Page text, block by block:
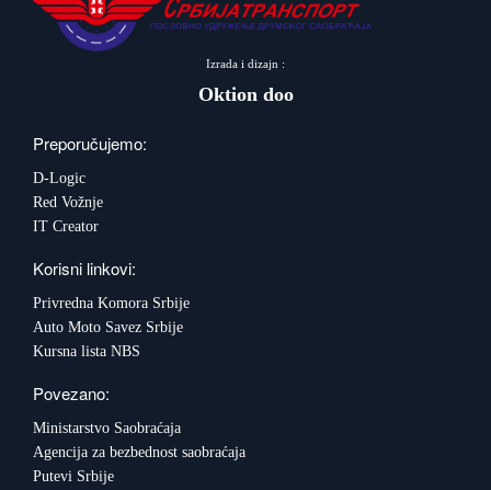
Izrada i dizajn :
Oktion doo
Preporučujemo:
D-Logic
Red Vožnje
IT Creator
Korisni linkovi:
Privredna Komora Srbije
Auto Moto Savez Srbije
Kursna lista NBS
Povezano:
Ministarstvo Saobraćaja
Agencija za bezbednost saobraćaja
Putevi Srbije